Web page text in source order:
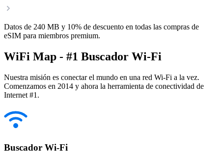
Datos de 240 MB y 10% de descuento en todas las compras de
eSIM para miembros premium.
WiFi Map - #1 Buscador Wi-Fi
Nuestra misión es conectar el mundo en una red Wi-Fi a la vez.
Comenzamos en 2014 y ahora la herramienta de conectividad de
Internet #1.
Buscador Wi-Fi